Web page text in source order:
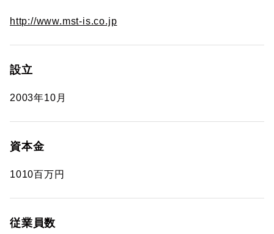
http://www.mst-is.co.jp
設立
2003年10月
資本金
1010百万円
従業員数